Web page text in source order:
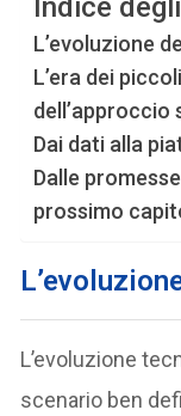
Indice
L’evoluzione
L’era dei
dell’approccio
Dai dati alla
Dalle
prossimo
L’evoluzione
scenario ben